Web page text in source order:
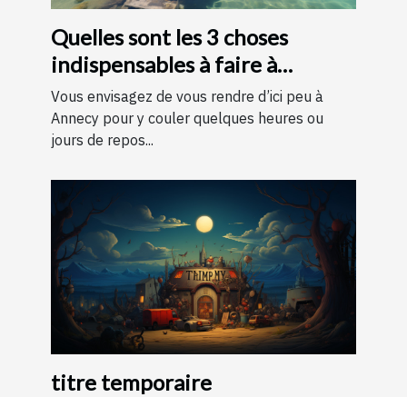
Quelles sont les 3 choses
indispensables à faire à
Annecy ?
Vous envisagez de vous rendre d’ici peu à
Annecy pour y couler quelques heures ou
jours de repos...
titre temporaire